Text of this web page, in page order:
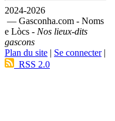
2024-2026
— Gasconha.com - Noms
e Lòcs - Nos lieux-dits
gascons
Plan du site | Se connecter|
RSS 2.0